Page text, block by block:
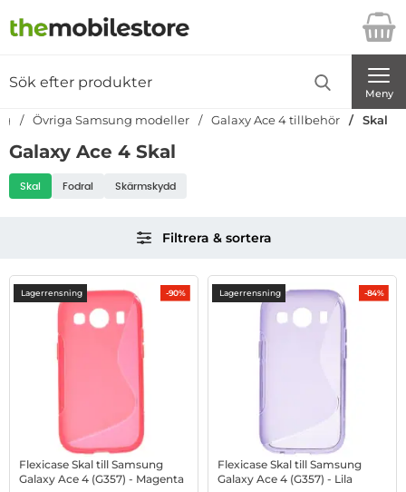
Startsidan för Danira Telecom AB
Meny
Övriga Samsung modeller Galaxy Ace 4 tillbehör Skal
Galaxy Ace 4 Skal
Underkategorier
Skal Fodral Skärmskydd
Filtrera & sortera
Filtrera & sortera
produktlista
Lagerrensning -90%
Flexicase Skal till Samsung
Galaxy Ace 4 (G357) - Magenta
Lagerrensning -84%
Flexicase Skal till Samsung
Galaxy Ace 4 (G357) - Lila